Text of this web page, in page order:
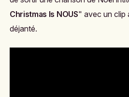
Christmas Is NOUS" avec un clip
déjanté.